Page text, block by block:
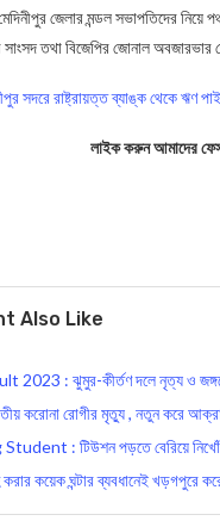
জেলার মন্ডল সভাপতিদের নিয়ে
সাংসদ তথা বিজেপির জোনাল অবজারভার
সদরে রাষ্ট্রায়ত্ত ব্যাঙ্ক থেকে ঋণ
লাইক করুন আমাদের
Also Like
2023 : ঝুমুর-কীর্তণ দলে নৃত্য ও
করোনা রোগীর মৃত্যু , নতুন করে
: টিউশন পড়তে বেরিয়ে নিখোঁজ
করার কয়েক ঘন্টার ব্যবধানেই খড়গপুরে